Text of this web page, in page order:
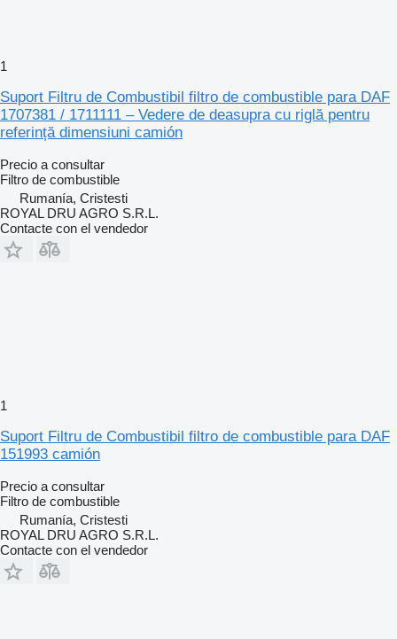
1
Suport Filtru de Combustibil filtro de combustible para DAF
1707381 / 1711111 – Vedere de deasupra cu riglă pentru
referință dimensiuni camión
Precio a consultar
Filtro de combustible
Rumanía, Cristesti
ROYAL DRU AGRO S.R.L.
Contacte con el vendedor
1
Suport Filtru de Combustibil filtro de combustible para DAF
151993 camión
Precio a consultar
Filtro de combustible
Rumanía, Cristesti
ROYAL DRU AGRO S.R.L.
Contacte con el vendedor